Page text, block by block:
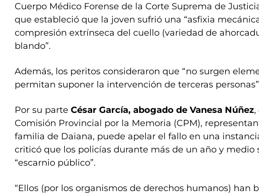
Cuerpo Médico Forense de la Corte Suprema de
que estableció que la joven sufrió una “asfixia
compresión extrínseca del cuello (variedad de
blando”.
Además, los peritos consideraron que “no surgen
permitan suponer la intervención de terceras
Por su parte César García, abogado de Vanesa Núñez,
Comisión Provincial por la Memoria (CPM),
familia de Daiana, puede apelar el fallo en una
criticó que los policías durante más de un año y medio
“escarnio público”.
“Ellos (por los organismos de derechos humanos) han